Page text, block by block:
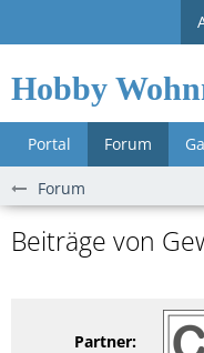
Hobby
Portal Forum
Forum
Beiträge von
Partner: